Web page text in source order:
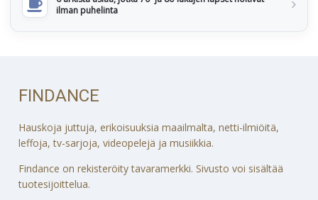
ilman puhelinta
FINDANCE
Hauskoja juttuja, erikoisuuksia maailmalta, netti-ilmiöitä,
leffoja, tv-sarjoja, videopelejä ja musiikkia.
Findance on rekisteröity tavaramerkki. Sivusto voi sisältää
tuotesijoittelua.